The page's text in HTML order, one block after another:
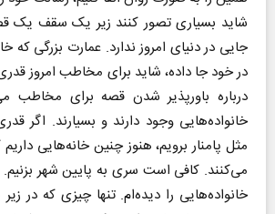
شاید بسیاری تصور کنند زیر یک سقف یک
جایی در دنیای امروز ندارد. عمارت بزرگی که
در خود جا داده، شاید برای مخاطب امروز
درباره باورپذیر شدن قصه برای مخاطب
خانواده‌هایی وجود دارند و بسیارند. اگر
مثل پامنار برویم، هنوز چنین خانه‌هایی
می‌کنند. کافی است سری به پایین شهر
خانواده‌هایی را دیده‌ام. تنها چیزی که در